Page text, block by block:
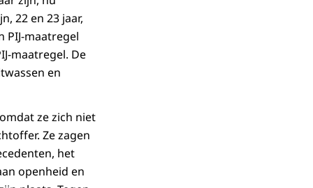
22 en 23 jaar,
PIJ-maatregel
maatregel. De
en
ze zich niet
Ze zagen
het
openheid en